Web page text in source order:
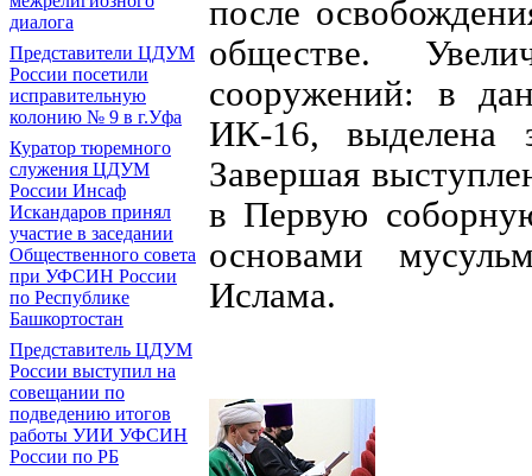
диалога
Представители ЦДУМ
России посетили
исправительную
колонию № 9 в г.Уфа
Куратор тюремного
служения ЦДУМ
России Инсаф
Искандаров принял
участие в заседании
Общественного совета
при УФСИН России
по Республике
Башкортостан
Представитель ЦДУМ
России выступил на
совещании по
подведению итогов
работы УИИ УФСИН
России по РБ
после
обществе.
сооружений: в
ИК-16, выделена
Завершая
в Первую
основами
Ислама.